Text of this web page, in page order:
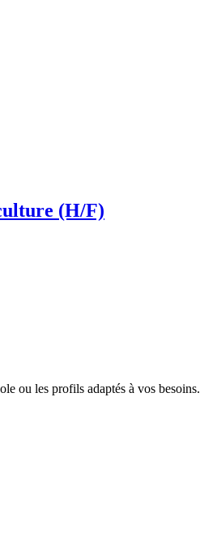
(H/F)
ou les profils adaptés à vos besoins.